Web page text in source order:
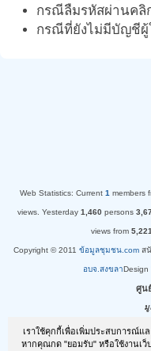
เราใช้คุกกี้เพื่อเพิ่มประสบการณ์แ
หากคุณกด "ยอมรับ" หรือใช้งานเ
กรณีลืมรหัสผ่านคลิ
กรณีที่ยังไม่มีบัญชีผู้
Web Statistics: Current 1 members
views. Yesterday 1,460 persons
views from 5,221
Copyright © 2011 ข้อมูลชุมชน.com ส
อบจ.สงขลาDesign
ศูน
มู
อาคารชิตตยาแมนชั่น เลขที่ 73 ซอย 5 ถ
: 074-